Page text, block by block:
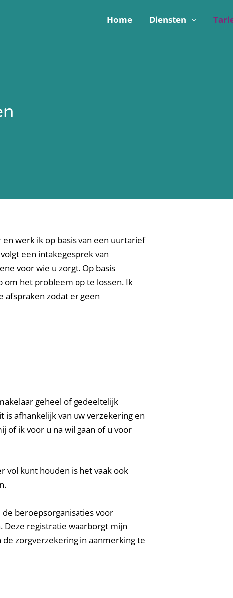
Home Diensten
werk ik op basis van een uurtarief
een intakegesprek van
voor wie u zorgt. Op basis
om het probleem op te lossen. Ik
afspraken zodat er geen
geheel of gedeeltelijk
is afhankelijk van uw verzekering en
of ik voor u na wil gaan of u voor
vol kunt houden is het vaak ook
de beroepsorganisaties voor
Deze registratie waarborgt mijn
zorgverzekering in aanmerking te